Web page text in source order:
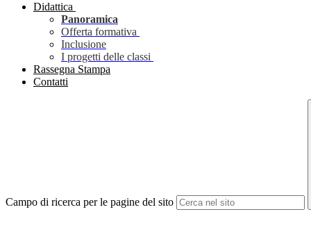
Didattica
Panoramica
Offerta formativa
Inclusione
I progetti delle classi
Rassegna Stampa
Contatti
Campo di ricerca per le pagine del sito